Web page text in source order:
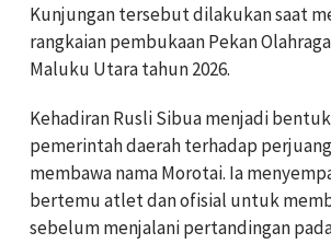
Kunjungan tersebut dilakukan saat
rangkaian pembukaan Pekan
Maluku Utara tahun 2026.
Kehadiran Rusli Sibua menjadi
pemerintah daerah terhadap
membawa nama Morotai. Ia
bertemu atlet dan ofisial untuk
sebelum menjalani pertandingan